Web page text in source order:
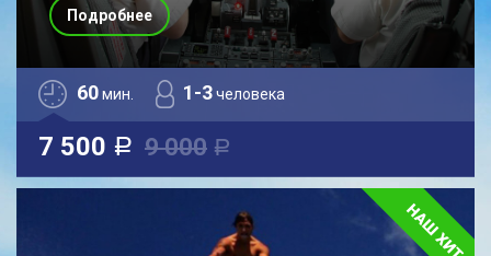
60мин. 1-3человека
7 500 a 9 000 a
Подробнее